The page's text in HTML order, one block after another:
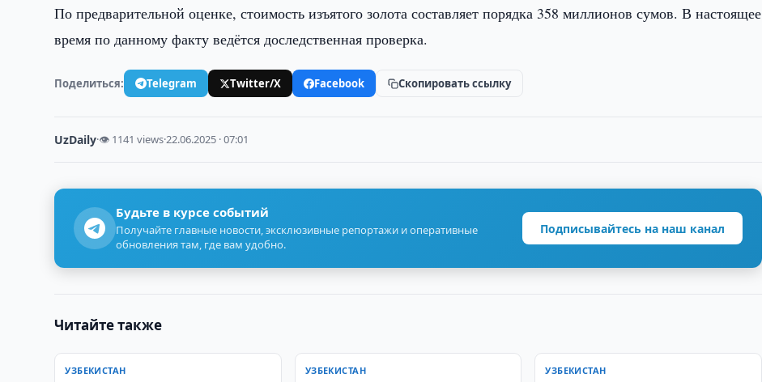
По предварительной оценке, стоимость изъятого золота составляет порядка 358 миллионов сумов. В настоящее
время по данному факту ведётся доследственная проверка.
Поделиться: Telegram Twitter/X Facebook Скопировать ссылку
UzDaily·👁 1141 views·22.06.2025 · 07:01
Будьте в курсе событий
Получайте главные новости, эксклюзивные репортажи и оперативные
обновления там, где вам удобно.
Подписывайтесь на наш канал
Читайте также
УЗБЕКИСТАН УЗБЕКИСТАН УЗБЕКИСТАН